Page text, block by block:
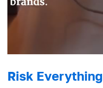
Risk Everything